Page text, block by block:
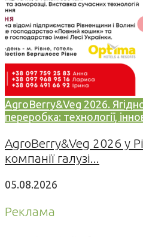
AgroBerry&Veg 2026.
переробка: технології,
AgroBerry&Veg 2026 у
компанії галузі...
05.08.2026
Реклама